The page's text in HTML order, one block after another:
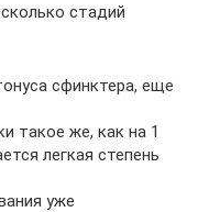
стадий
сфинктера, еще
такое же, как на 1
легкая степень
уже